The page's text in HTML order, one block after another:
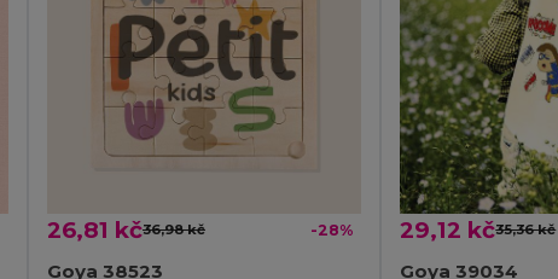
26,81 kč36,98 kč -28%
Goya 38523
29,12 kč35,36 kč
Goya 39034